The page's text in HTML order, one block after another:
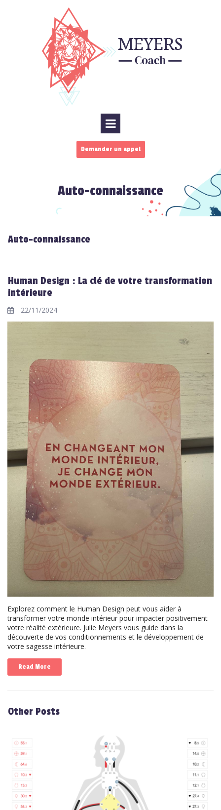
Demander un appel
Auto-connaissance
Auto-connaissance
Human Design : La clé de votre transformation
intérieure
22/11/2024
Explorez comment le Human Design peut vous aider à
transformer votre monde intérieur pour impacter positivement
votre réalité extérieure. Julie Meyers vous guide dans la
découverte de vos conditionnements et le développement de
votre sagesse intérieure.
Read More
Other Posts